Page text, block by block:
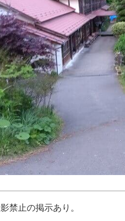
禁止の掲示あり。